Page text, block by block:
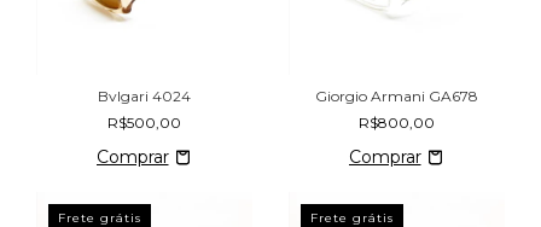
Bvlgari 4024
R$500,00
Giorgio Armani GA678
R$800,00
Frete grátis Frete grátis